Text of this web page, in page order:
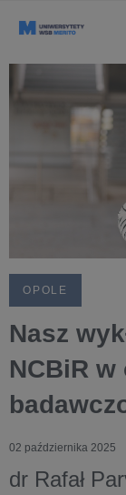
OPOLE
Nasz
NCBiR
02 października 2025
dr Rafał